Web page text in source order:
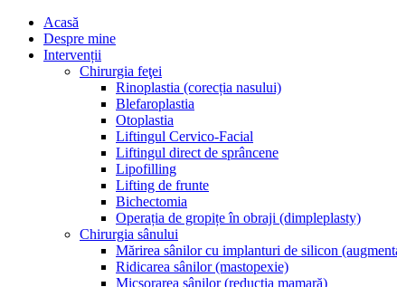
Acasă
Despre mine
Intervenții
Chirurgia feţei
Rinoplastia (corecția nasului)
Blefaroplastia
Otoplastia
Liftingul Cervico-Facial
Liftingul direct de sprâncene
Lipofilling
Lifting de frunte
Bichectomia
Operația de gropițe în obraji (dimpleplasty)
Chirurgia sânului
Mărirea sânilor cu implanturi de silicon
Ridicarea sânilor (mastopexie)
Micșorarea sânilor (reducția mamară)